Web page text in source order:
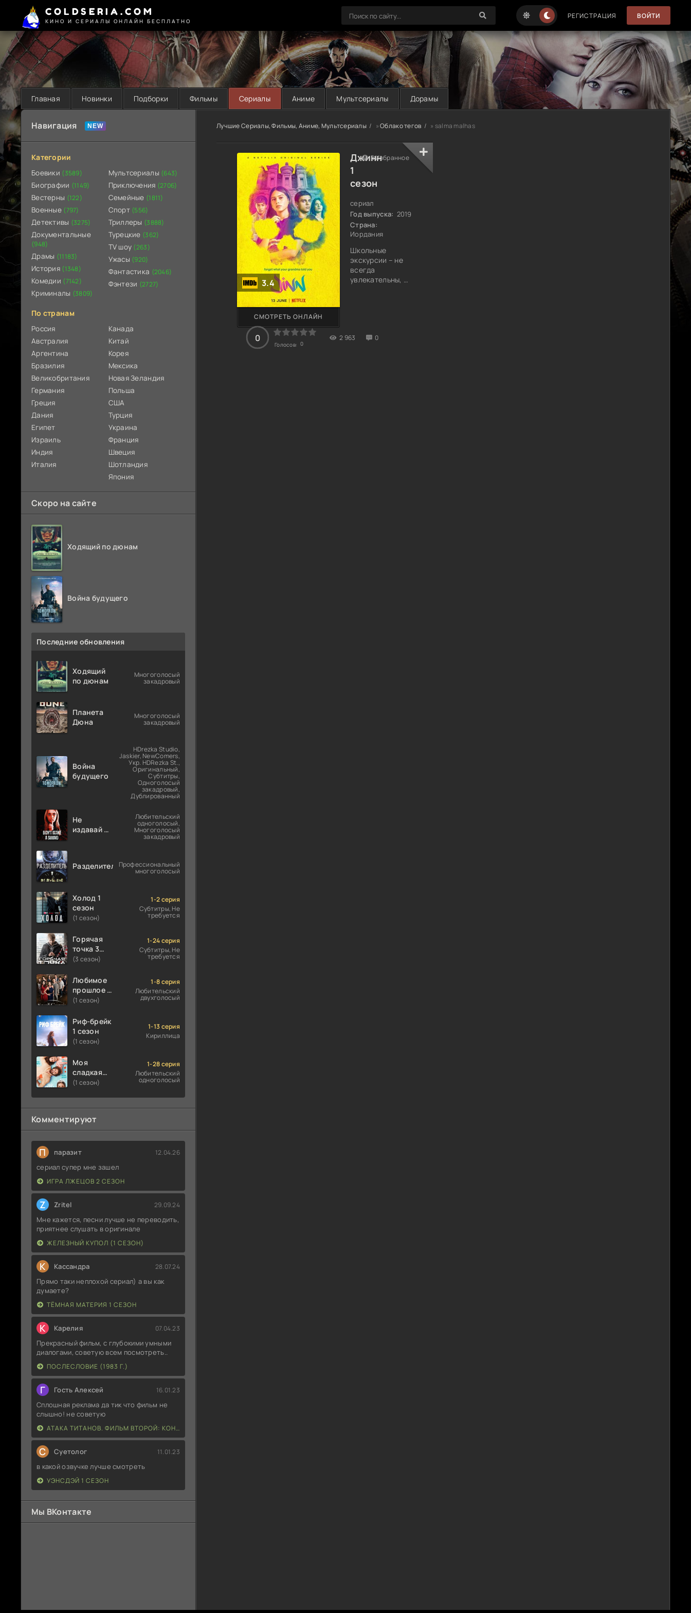
COLDSERIA.COM
КИНО И СЕРИАЛЫ ОНЛАЙН БЕСПЛАТНО
РЕГИСТРАЦИЯ ВОЙТИ
Главная Новинки Подборки Фильмы Сериалы Аниме Мультсериалы Дорамы
Навигация
Категории
Боевики (3589)
Биографии (1149)
Вестерны (122)
Военные (797)
Детективы (3275)
Документальные
(948)
Драмы (11183)
История (1348)
Комедии (7142)
Криминалы (3809)
Мультсериалы (643)
Приключения (2706)
Семейные (1811)
Спорт (556)
Триллеры (3888)
Турецкие (362)
TV шоу (263)
Ужасы (920)
Фантастика (2046)
Фэнтези (2727)
По странам
Россия
Австралия
Аргентина
Бразилия
Великобритания
Германия
Греция
Дания
Египет
Израиль
Индия
Италия
Канада
Китай
Корея
Мексика
Новая Зеландия
Польша
США
Турция
Украина
Франция
Швеция
Шотландия
Япония
Скоро на сайте
Ходящий по дюнам
Война будущего
Последние обновления
Ходящий
по дюнам
Многоголосый
закадровый
Планета
Дюна
Многоголосый
закадровый
Война
будущего
HDrezka Studio,
Jaskier, NewComers,
Укр. HDRezka St.,
Оригинальный,
Субтитры,
Одноголосый
закадровый,
Дублированный
Не
издавай ни
Любительский
одноголосый,
Многоголосый
закадровый
РазделительПрофессиональный
многоголосый
Холод 1
сезон
(1 сезон)
1-2 серия
Субтитры, Не
требуется
Горячая
точка 3
сезон
(3 сезон)
1-24 серия
Субтитры, Не
требуется
Любимое
прошлое 1
сезон
(1 сезон)
1-8 серия
Любительский
двухголосый
Риф-брейк
1 сезон
(1 сезон)
1-13 серия
Кириллица
Моя
сладкая
ложь 1
(1 сезон)
1-28 серия
Любительский
одноголосый
Комментируют
П паразит 12.04.26
сериал супер мне зашел
ИГРА ЛЖЕЦОВ 2 СЕЗОН
Z Zritel 29.09.24
Мне кажется, песни лучше не переводить,
приятнее слушать в оригинале
ЖЕЛЕЗНЫЙ КУПОЛ (1 СЕЗОН)
К Кассандра 28.07.24
Прямо таки неплохой сериал) а вы как
думаете?
ТЁМНАЯ МАТЕРИЯ 1 СЕЗОН
К Карелия 07.04.23
Прекрасный фильм, с глубокими умными
диалогами, советую всем посмотреть..
ПОСЛЕСЛОВИЕ (1983 Г.)
Г Гость Алексей 16.01.23
Сплошная реклама да тик что фильм не
слышно! не советую
АТАКА ТИТАНОВ. ФИЛЬМ ВТОРОЙ: КОНЕЦ СВЕТА
С Суетолог 11.01.23
в какой озвучке лучше смотреть
УЭНСДЭЙ 1 СЕЗОН
Мы ВКонтакте
Лучшие Сериалы, Фильмы, Аниме, Мультсериалы »Облако тегов » salma malhas
3.4
Джинн
1
сезон
сериал
Год выпуска: 2019
Страна:
Иордания
Школьные
экскурсии – не
всегда
увлекательны, но
этот раз
СМОТРЕТЬ ОНЛАЙН
0
Голосов: 0
2 963 0
В Избранное